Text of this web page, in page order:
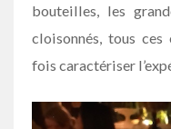
bouteilles, les
cloisonnés, tous ces
fois caractériser